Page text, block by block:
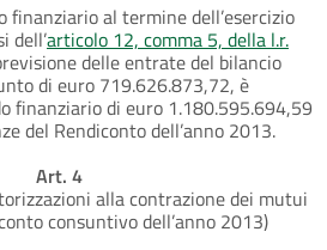
finanziario al termine dell’esercizio
dell’articolo 12, comma 5, della l.r.
delle entrate del bilancio
di euro 719.626.873,72, è
finanziario di euro 1.180.595.694,59
del Rendiconto dell’anno 2013.
Art. 4
alla contrazione dei mutui
consuntivo dell’anno 2013)